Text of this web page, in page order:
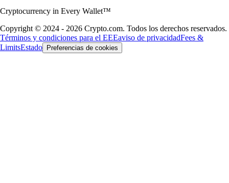
Cryptocurrency in Every Wallet™
Copyright © 2024 - 2026 Crypto.com. Todos los derechos reservados.
Términos y condiciones para el EEEaviso de privacidadFees &
LimitsEstado Preferencias de cookies